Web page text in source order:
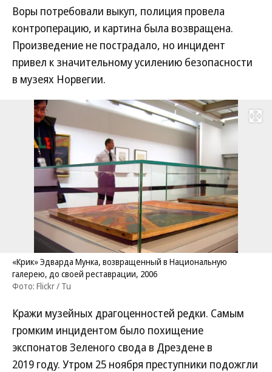
Воры потребовали выкуп, полиция провела
контроперацию, и картина была возвращена.
Произведение не пострадало, но инцидент
привел к значительному усилению безопасности
в музеях Норвегии.
Развернуть
«Крик» Эдварда Мунка, возвращенный в Национальную
галерею, до своей реставрации, 2006
Фото: Flickr / Tu
Кражи музейных драгоценностей редки. Самым
громким инцидентом было похищение
экспонатов Зеленого свода в Дрездене в
2019 году. Утром 25 ноября преступники подожгли